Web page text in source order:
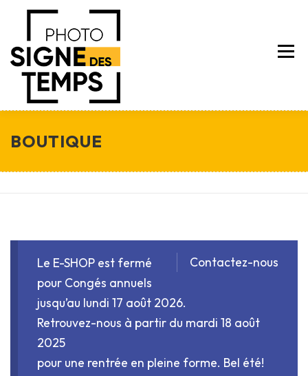
contenu
Menu
CONTACT E-SHOP
*LISTE DES OCCASIONS* TIRAGES EN LIGNE
BOUTIQUE
Contactez-nous
Le E-SHOP est fermé
pour Congés annuels
jusqu’au lundi 17 août 2026.
Retrouvez-nous à partir du mardi 18 août
2025
pour une rentrée en pleine forme. Bel été!